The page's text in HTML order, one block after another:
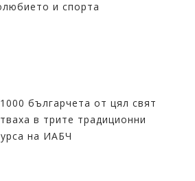
и спорта
българчета от цял свят
в трите традиционни
на ИАБЧ